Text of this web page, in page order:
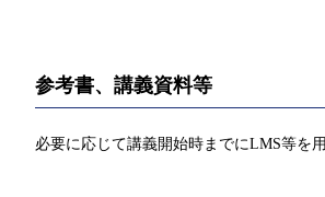
参考書、講義資料等
必要に応じて講義開始時までにLMS等を